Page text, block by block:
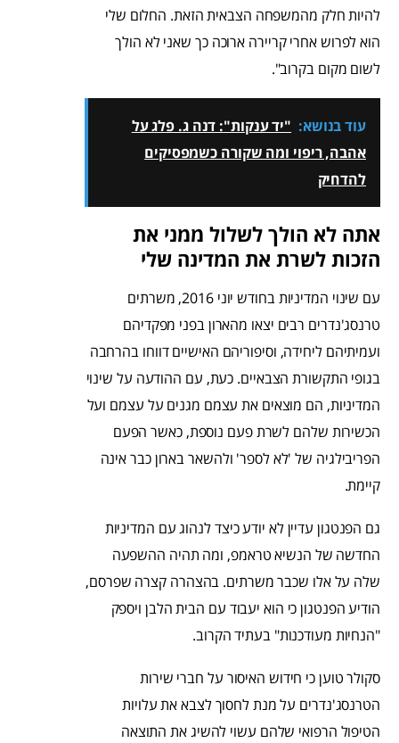
להיות חלק מהמשפחה הצבאית הזאת. החלום שלי
הוא לפרוש אחרי קריירה ארוכה כך שאני לא הולך
לשום מקום בקרוב".
עוד בנושא: "יד ענקות": דנה ג. פלג על
אהבה, ריפוי ומה שקורה כשמפסיקים
להדחיק
אתה לא הולך לשלול ממני את
הזכות לשרת את המדינה שלי
עם שינוי המדיניות בחודש יוני 2016, משרתים
טרנסג'נדרים רבים יצאו מהארון בפני מפקדיהם
ועמיתיהם ליחידה, וסיפוריהם האישיים דווחו בהרחבה
בגופי התקשורת הצבאיים. כעת, עם ההודעה על שינוי
המדיניות, הם מוצאים את עצמם מגנים על עצמם ועל
הכשירות שלהם לשרת פעם נוספת, כאשר הפעם
הפריבילגיה של 'לא לספר' ולהשאר בארון כבר אינה
קיימת.
גם הפנטגון עדיין לא יודע כיצד לנהוג עם המדיניות
החדשה של הנשיא טראמפ, ומה תהיה ההשפעה
שלה על אלו שכבר משרתים. בהצהרה קצרה שפרסם,
הודיע הפנטגון כי הוא יעבוד עם הבית הלבן ויספק
"הנחיות מעודכנות" בעתיד הקרוב.
סקולר טוען כי חידוש האיסור על חברי שירות
הטרנסג'נדרים על מנת לחסוך לצבא את עלויות
הטיפול הרפואי שלהם עשוי להשיג את התוצאה